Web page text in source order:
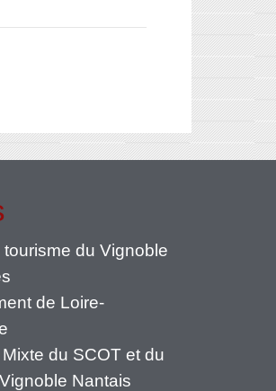
tourisme du Vignoble
de Loire-
du SCOT et du
Nantais